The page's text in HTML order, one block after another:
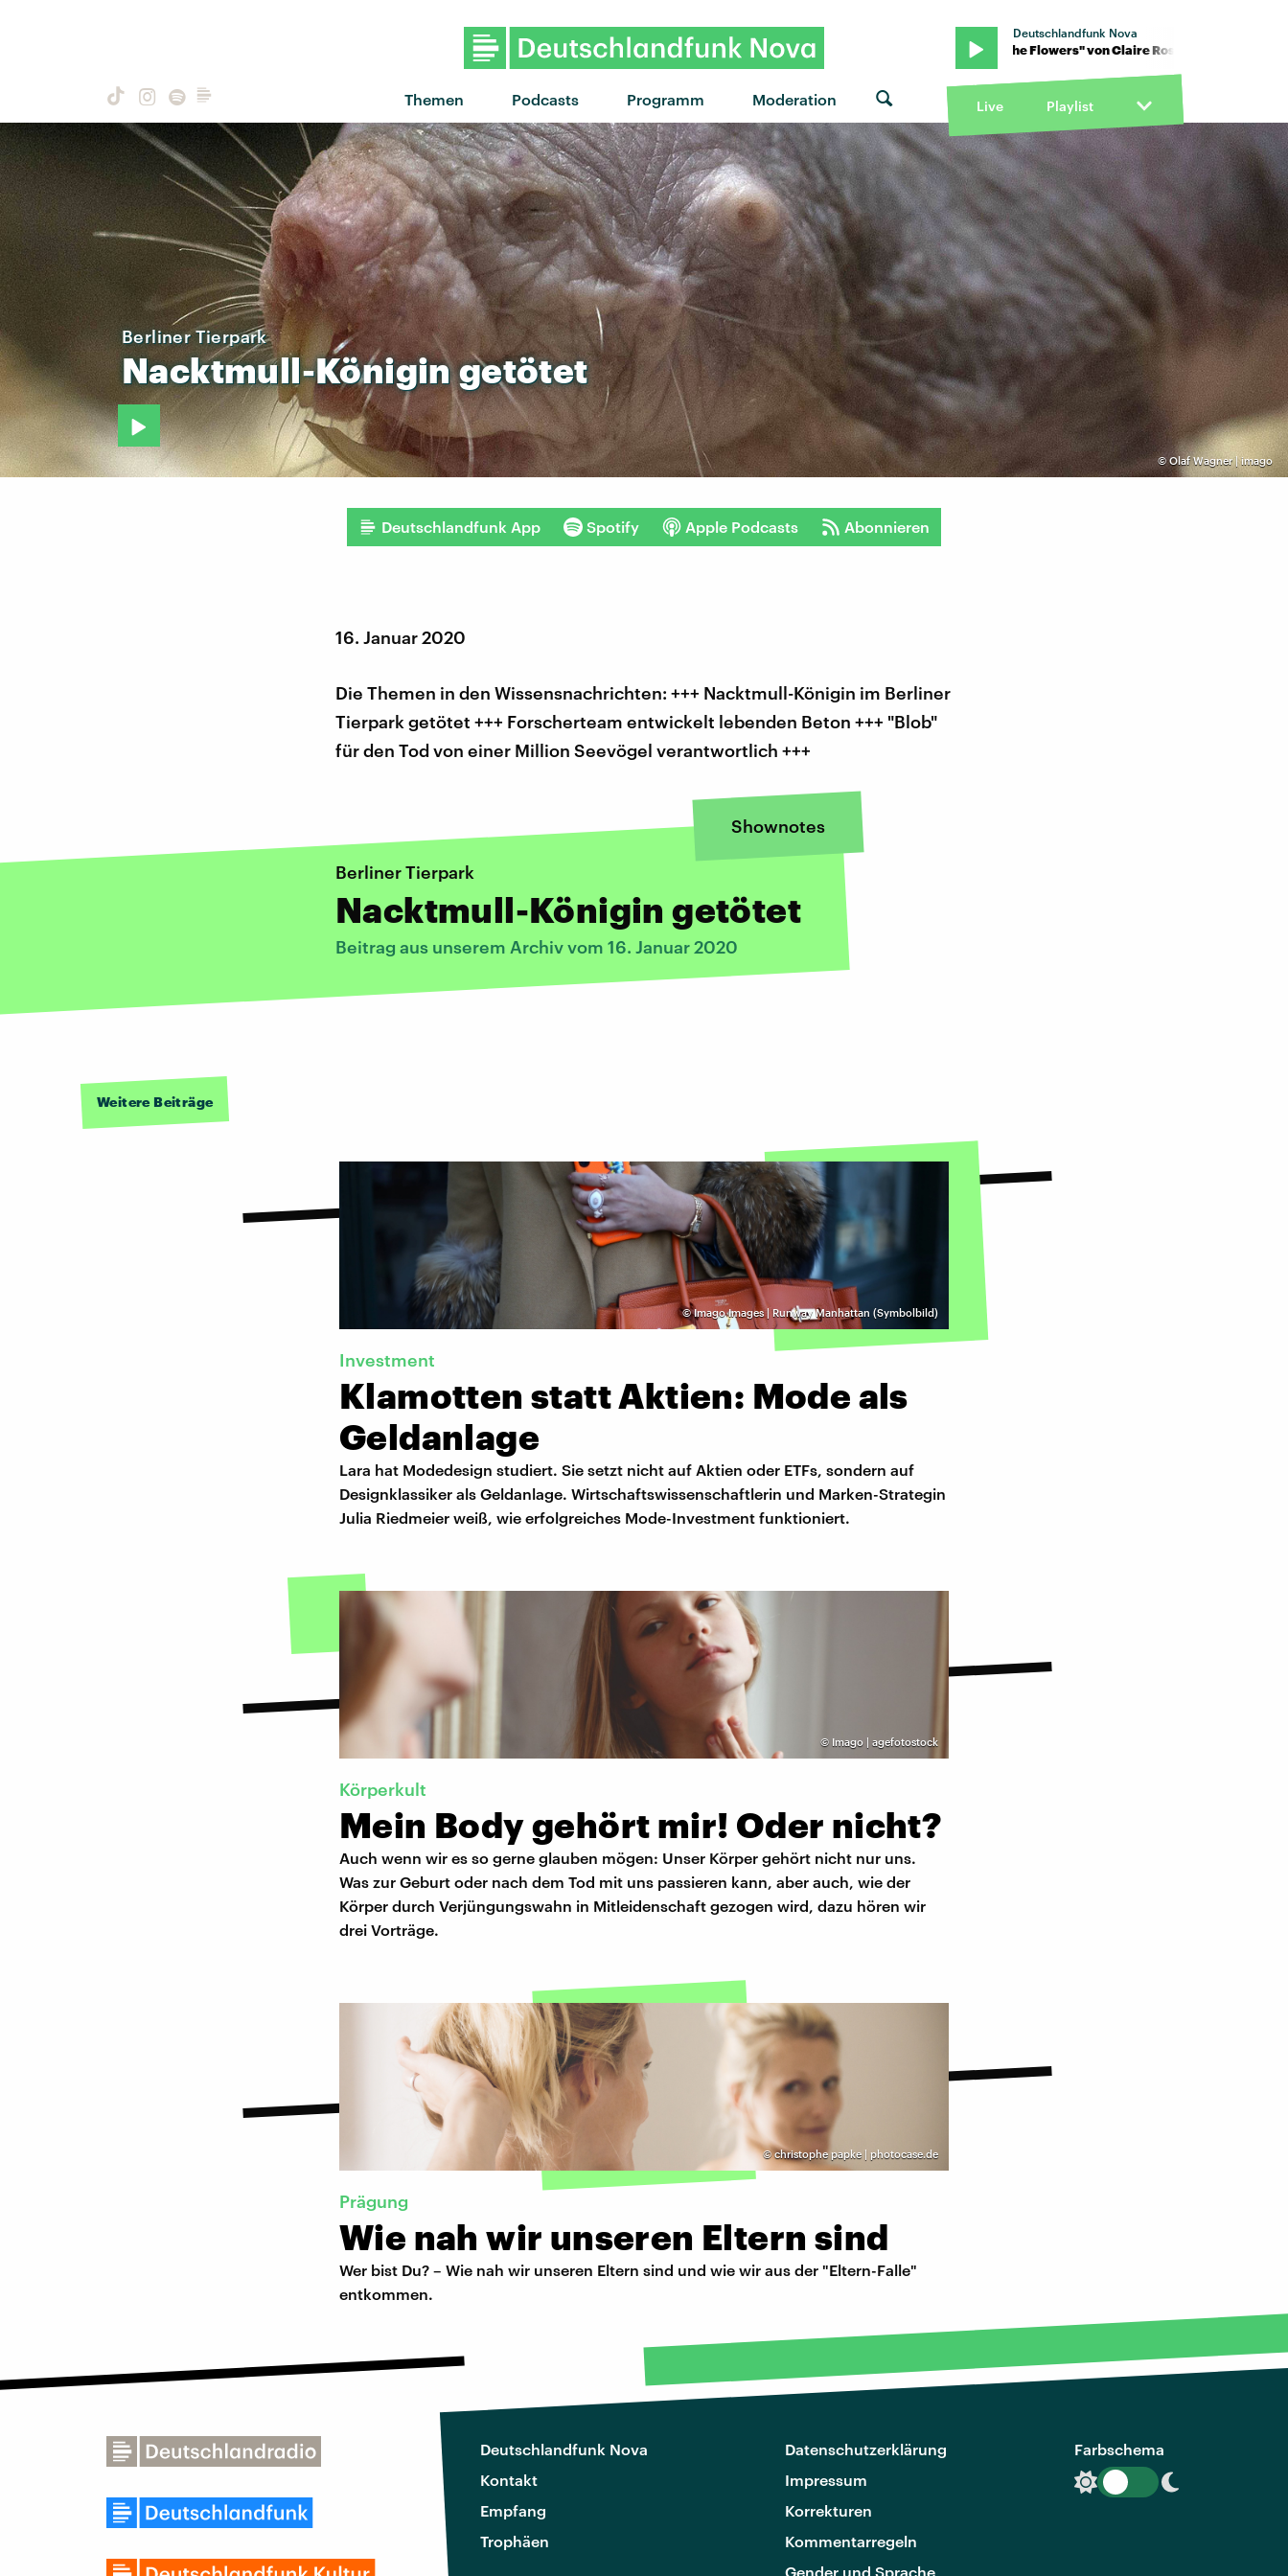
Themen Podcasts Programm Moderation
Deutschlandfunk Nova
"Water The Flowers" von Claire Rosinkranz · "Water The Flowers" von Claire Rosinkranz · "Water The
Live Playlist
©Olaf Wagner | imago
Berliner Tierpark
Nacktmull-Königingetötet
Deutschlandfunk App Spotify Apple Podcasts Abonnieren
16. Januar 2020
Die Themen in den Wissensnachrichten: +++ Nacktmull-Königin im Berliner
Tierpark getötet +++ Forscherteam entwickelt lebenden Beton +++ "Blob"
für den Tod von einer Million Seevögel verantwortlich +++
Shownotes
Berliner Tierpark
Nacktmull-Königin getötet
Beitrag aus unserem Archiv vom 16. Januar 2020
Weitere Beiträge
©Imago Images | Runway Manhattan (Symbolbild)
Investment
Klamotten statt Aktien: Mode als
Geldanlage
Lara hat Modedesign studiert. Sie setzt nicht auf Aktien oder ETFs, sondern auf
Designklassiker als Geldanlage. Wirtschaftswissenschaftlerin und Marken-Strategin
Julia Riedmeier weiß, wie erfolgreiches Mode-Investment funktioniert.
© Imago | agefotostock
Körperkult
Mein Body gehört mir! Oder nicht?
Auch wenn wir es so gerne glauben mögen: Unser Körper gehört nicht nur uns.
Was zur Geburt oder nach dem Tod mit uns passieren kann, aber auch, wie der
Körper durch Verjüngungswahn in Mitleidenschaft gezogen wird, dazu hören wir
drei Vorträge.
©christophe papke | photocase.de
Prägung
Wie nah wir unseren Eltern sind
Wer bist Du? – Wie nah wir unseren Eltern sind und wie wir aus der "Eltern-Falle"
entkommen.
Deutschlandfunk Nova
Kontakt
Empfang
Trophäen
Datenschutzerklärung
Impressum
Korrekturen
Kommentarregeln
Gender und Sprache
Farbschema